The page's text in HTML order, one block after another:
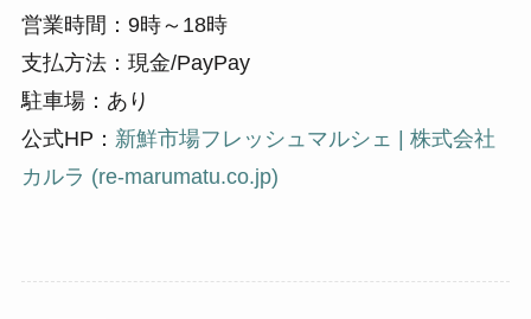
営業時間：9時～18時
支払方法：現金/PayPay
駐車場：あり
公式HP： 新鮮市場フレッシュマルシェ | 株式会社
カルラ (re-marumatu.co.jp)